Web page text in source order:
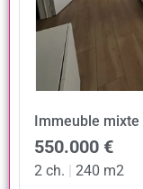
Immeuble mixte
550.000 €
2 ch. | 240 m2